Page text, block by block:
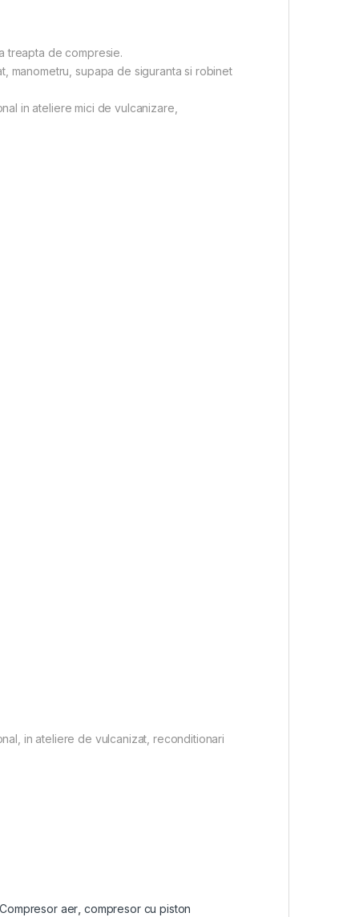
treapta de compresie.
manometru, supapa de siguranta si robinet
in ateliere mici de vulcanizare,
in ateliere de vulcanizat, reconditionari
Compresor aer compresor cu piston